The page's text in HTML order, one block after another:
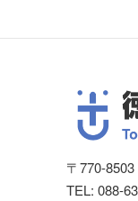
〒770-
TEL: 088-